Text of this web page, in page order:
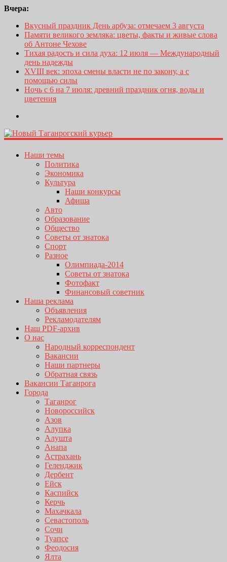
Вчера:
Вкусный праздник День арбуза: отмечаем 3 августа
Памяти великого земляка: цветы, факты и живые слова
об Антоне Чехове
Тихая радость и сила духа: 12 июля — Международный
день надежды
XVIII век: эпоха смены власти не по закону, а с
помощью силы
Ночь с 6 на 7 июля: древний праздник огня, воды и
цветения
Наши темы
Политика
Экономика
Культура
Наши конкурсы
Афиша
Авто
Образование
Общество
Советы от знатока
Спорт
Разное
Олимпиада-2014
Советы от знатока
Фотофакт
Финансовый советник
Наша реклама
Объявления
Рекламодателям
Наш PDF-архив
О нас
Народный корреспондент
Вакансии
Наши партнеры
Обратная связь
Вакансии Таганрога
Города
Таганрог
Новороссийск
Азов
Алупка
Алушта
Анапа
Астрахань
Геленджик
Дербент
Ейск
Каспийск
Керчь
Махачкала
Севастополь
Сочи
Туапсе
Феодосия
Ялта